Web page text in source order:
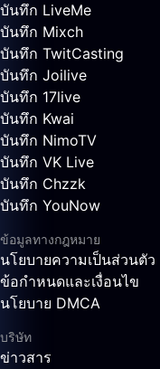
บันทึก LiveMe
บันทึก Mixch
บันทึก TwitCasting
บันทึก Joilive
บันทึก 17live
บันทึก Kwai
บันทึก NimoTV
บันทึก VK Live
บันทึก Chzzk
บันทึก YouNow
ข้อมูลทางกฎหมาย
นโยบายความเป็นส่วนตัว
ข้อกำหนดและเงื่อนไข
นโยบาย DMCA
บริษัท
ข่าวสาร